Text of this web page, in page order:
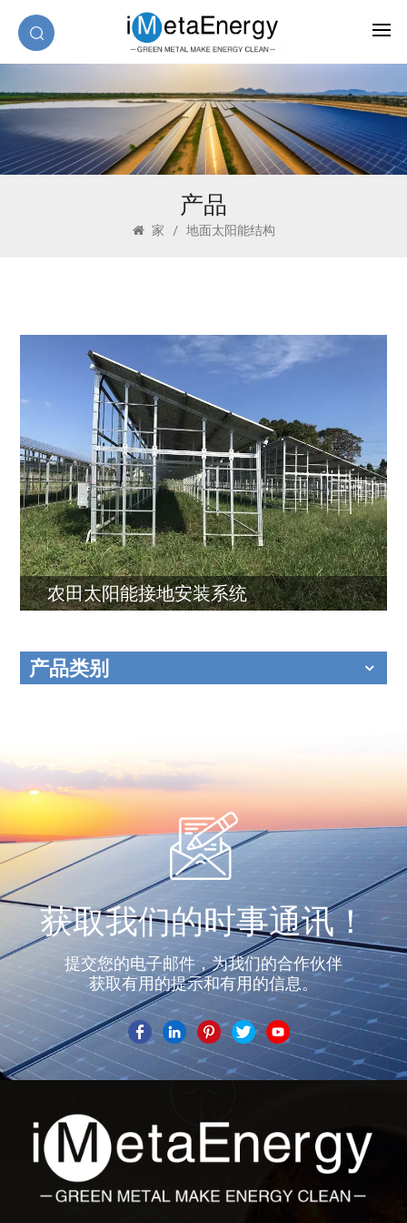
产品
家 / 地面太阳能结构
农田太阳能接地安装系统
产品类别
获取我们的时事通讯！
提交您的电子邮件，为我们的合作伙伴
获取有用的提示和有用的信息。